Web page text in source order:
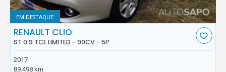
EM DESTAQUE
RENAULT CLIO
ST 0.9 TCE LIMITED - 90CV - 5P
2017
89.498 km